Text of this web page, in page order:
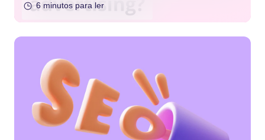
6 minutos para ler